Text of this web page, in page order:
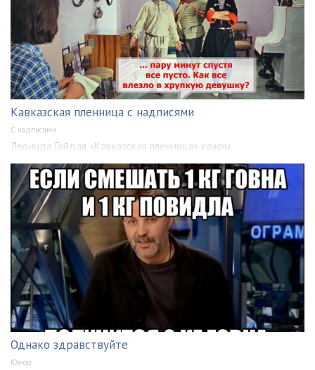
Кавказская пленница с надписями
С надписями
Леонида Гайдая «Кавказская пленница» кажры
Однако здравствуйте
Юмор